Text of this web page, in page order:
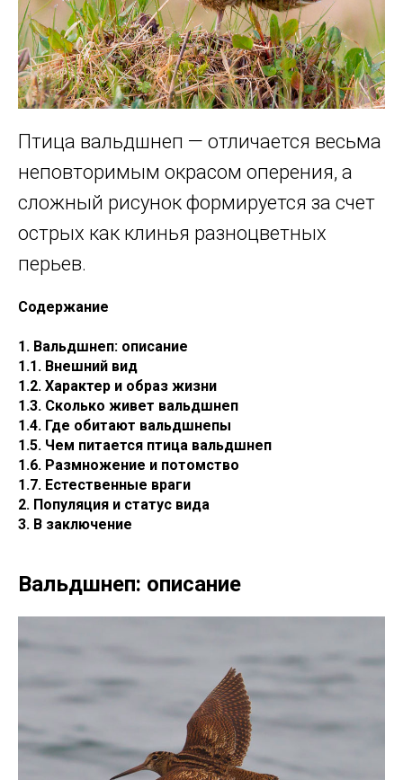
Птица вальдшнеп — отличается весьма
неповторимым окрасом оперения, а
сложный рисунок формируется за счет
острых как клинья разноцветных
перьев.
Содержание
1. Вальдшнеп: описание
1.1. Внешний вид
1.2. Характер и образ жизни
1.3. Сколько живет вальдшнеп
1.4. Где обитают вальдшнепы
1.5. Чем питается птица вальдшнеп
1.6. Размножение и потомство
1.7. Естественные враги
2. Популяция и статус вида
3. В заключение
Вальдшнеп: описание